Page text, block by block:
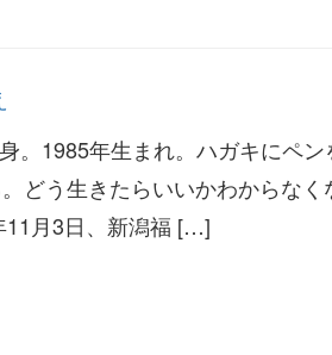
。1985年生まれ。ハガキにペ
どう生きたらいいかわからな
11月3日、新潟福 […]